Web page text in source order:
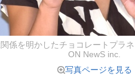
係を明かしたチョコレートプラ
ON NewS inc.
写真ページを見る